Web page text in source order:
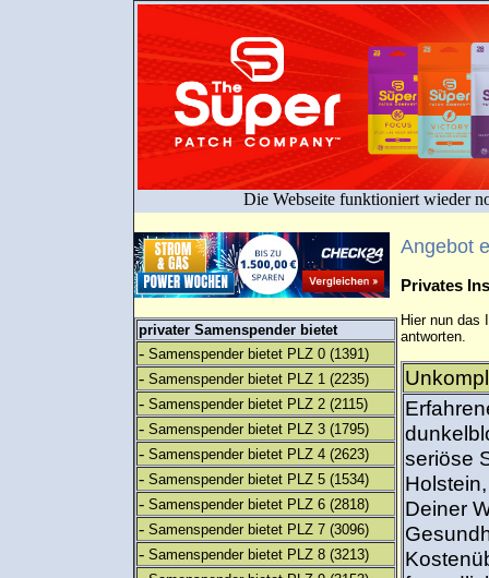
Die Webseite funktioniert wieder
privater Samenspender bietet
- Samenspender bietet PLZ 0 (1391)
- Samenspender bietet PLZ 1 (2235)
- Samenspender bietet PLZ 2 (2115)
- Samenspender bietet PLZ 3 (1795)
- Samenspender bietet PLZ 4 (2623)
- Samenspender bietet PLZ 5 (1534)
- Samenspender bietet PLZ 6 (2818)
- Samenspender bietet PLZ 7 (3096)
- Samenspender bietet PLZ 8 (3213)
Angebot
Privates
Hier nun das
antworten.
seriöse
Deiner